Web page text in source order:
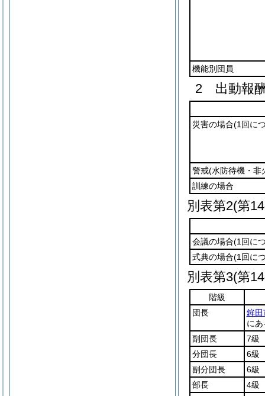
機能別団員
2 出動報
災害の場合(1回に
警戒(水防待機・非
訓練の場合
別表第2(第
会議の場合(1回に
式典の場合(1回に
別表第3(第
階級
団長
鉾田
に
副団長
7級
分団長
6級
副分団長
6級
部長
4級